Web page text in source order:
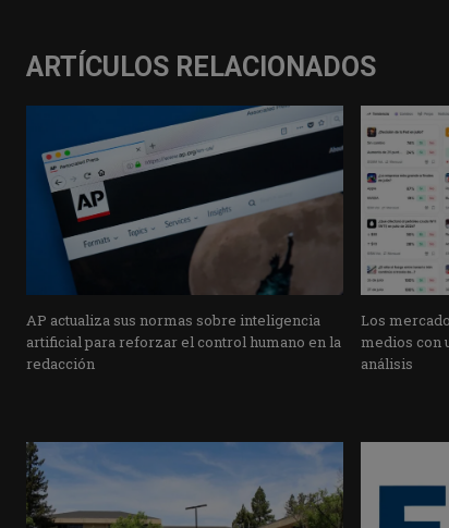
ARTÍCULOS RELACIONADOS
AP actualiza sus normas sobre inteligencia
artificial para reforzar el control humano en la
redacción
Los
medios con
análisis